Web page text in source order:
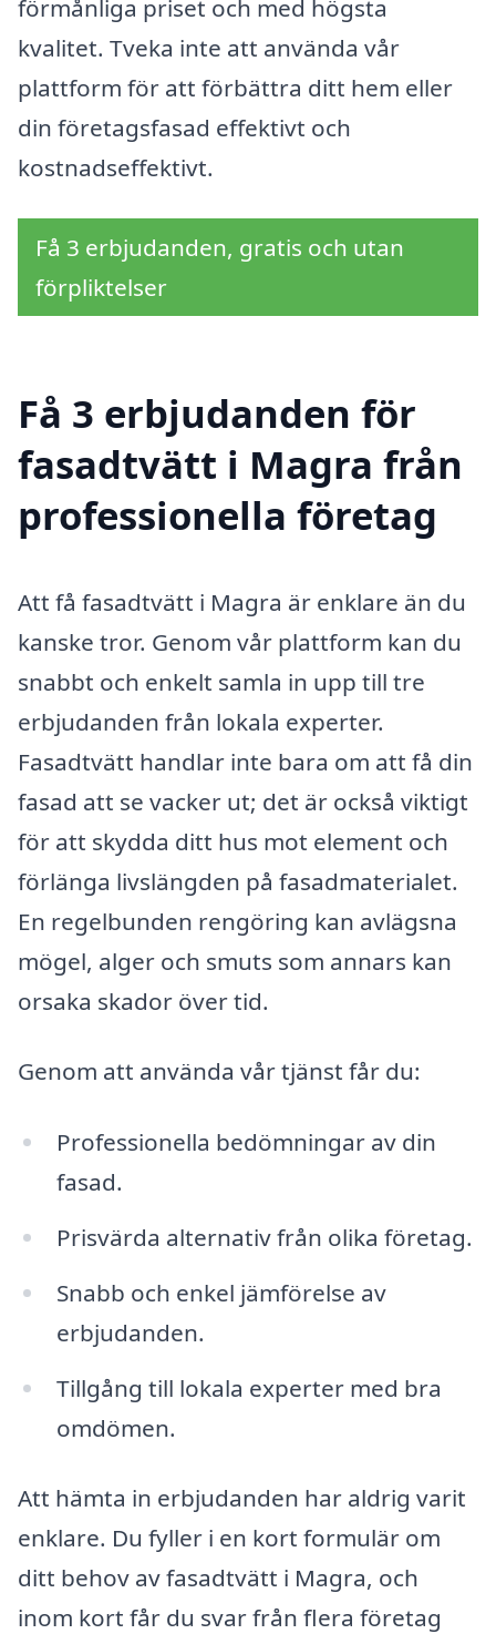
förmånliga priset och med högsta
kvalitet. Tveka inte att använda vår
plattform för att förbättra ditt hem eller
din företagsfasad effektivt och
kostnadseffektivt.
Få 3 erbjudanden, gratis och utan
förpliktelser
Få 3 erbjudanden för
fasadtvätt i Magra från
professionella företag
Att få fasadtvätt i Magra är enklare än du
kanske tror. Genom vår plattform kan du
snabbt och enkelt samla in upp till tre
erbjudanden från lokala experter.
Fasadtvätt handlar inte bara om att få din
fasad att se vacker ut; det är också viktigt
för att skydda ditt hus mot element och
förlänga livslängden på fasadmaterialet.
En regelbunden rengöring kan avlägsna
mögel, alger och smuts som annars kan
orsaka skador över tid.
Genom att använda vår tjänst får du:
Professionella bedömningar av din
fasad.
Prisvärda alternativ från olika företag.
Snabb och enkel jämförelse av
erbjudanden.
Tillgång till lokala experter med bra
omdömen.
Att hämta in erbjudanden har aldrig varit
enklare. Du fyller i en kort formulär om
ditt behov av fasadtvätt i Magra, och
inom kort får du svar från flera företag